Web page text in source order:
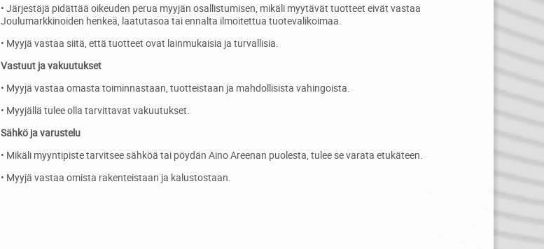
• Järjestäjä pidättää oikeuden perua myyjän osallistumisen, mikäli myytävät tuotteet eivät vastaa
Joulumarkkinoiden henkeä, laatutasoa tai ennalta ilmoitettua tuotevalikoimaa.
• Myyjä vastaa siitä, että tuotteet ovat lainmukaisia ja turvallisia.
Vastuut ja vakuutukset
• Myyjä vastaa omasta toiminnastaan, tuotteistaan ja mahdollisista vahingoista.
• Myyjällä tulee olla tarvittavat vakuutukset.
Sähkö ja varustelu
• Mikäli myyntipiste tarvitsee sähköä tai pöydän Aino Areenan puolesta, tulee se varata etukäteen.
• Myyjä vastaa omista rakenteistaan ja kalustostaan.